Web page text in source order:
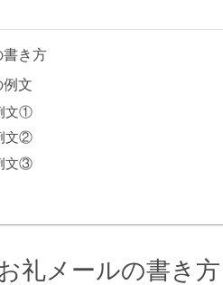
書き方
例文
文①
文②
文③
礼メールの書き方